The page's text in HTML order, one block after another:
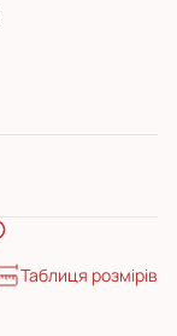
Таблиця розмірів